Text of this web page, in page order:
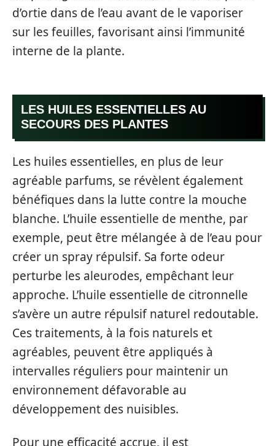
d’ortie dans de l’eau avant de le vaporiser
sur les feuilles, favorisant ainsi l’immunité
interne de la plante.
LES HUILES ESSENTIELLES AU
SECOURS DES PLANTES
Les huiles essentielles, en plus de leur
agréable parfums, se révèlent également
bénéfiques dans la lutte contre la mouche
blanche. L’huile essentielle de menthe, par
exemple, peut être mélangée à de l’eau pour
créer un spray répulsif. Sa forte odeur
perturbe les aleurodes, empêchant leur
approche. L’huile essentielle de citronnelle
s’avère un autre répulsif naturel redoutable.
Ces traitements, à la fois naturels et
agréables, peuvent être appliqués à
intervalles réguliers pour maintenir un
environnement défavorable au
développement des nuisibles.
Pour une efficacité accrue, il est